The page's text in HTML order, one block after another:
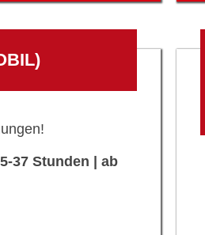
37 Stunden | ab